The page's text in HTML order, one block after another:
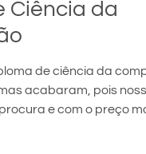
Ciência da
de ciência da
acabaram, pois
e com o preço